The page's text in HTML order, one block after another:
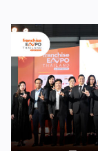
2026 ให้แก่ผู้ประ
ของกรมฯ นายพู
การค้า กระทรวง
“งานแฟรนไชส์ เอ็
โป (Franchise
เป็นงานแสดงธุร
คอร์ปอเรชัน จำกั
เจ้าของธุรกิจที่ต้